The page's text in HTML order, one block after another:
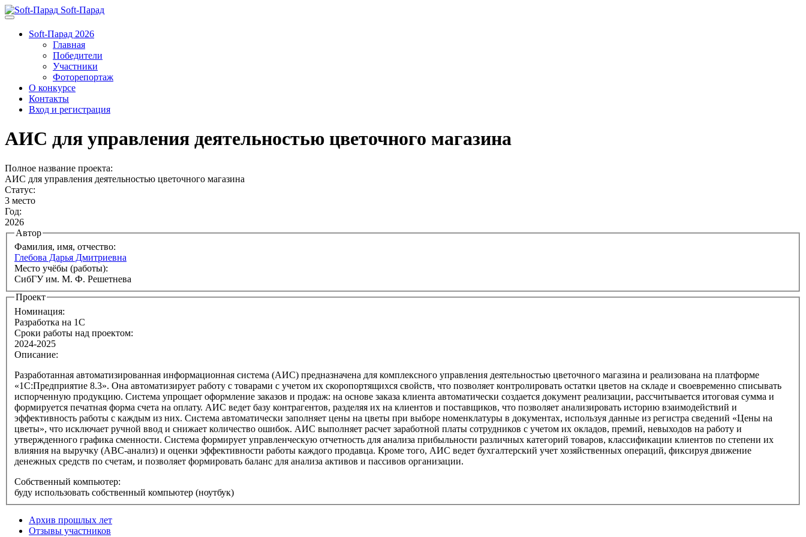
Soft-Парад
Soft-Парад 2026
Главная
Победители
Участники
Фоторепортаж
О конкурсе
Контакты
Вход и регистрация
АИС для управления деятельностью цветочного магазина
Полное название проекта:
АИС для управления деятельностью цветочного магазина
Статус:
3 место
Год:
2026
Автор
Фамилия, имя, отчество:
Глебова Дарья Дмитриевна
Место учёбы (работы):
СибГУ им. М. Ф. Решетнева
Проект
Номинация:
Разработка на 1С
Сроки работы над проектом:
2024-2025
Описание:
Разработанная автоматизированная информационная система (АИС) предназначена для комплексного управления деятельностью цветочного магазина и реализована на платформе
«1С:Предприятие 8.3». Она автоматизирует работу с товарами с учетом их скоропортящихся свойств, что позволяет контролировать остатки цветов на складе и своевременно списывать
испорченную продукцию. Система упрощает оформление заказов и продаж: на основе заказа клиента автоматически создается документ реализации, рассчитывается итоговая сумма и
формируется печатная форма счета на оплату. АИС ведет базу контрагентов, разделяя их на клиентов и поставщиков, что позволяет анализировать историю взаимодействий и
эффективность работы с каждым из них. Система автоматически заполняет цены на цветы при выборе номенклатуры в документах, используя данные из регистра сведений «Цены на
цветы», что исключает ручной ввод и снижает количество ошибок. АИС выполняет расчет заработной платы сотрудников с учетом их окладов, премий, невыходов на работу и
утвержденного графика сменности. Система формирует управленческую отчетность для анализа прибыльности различных категорий товаров, классификации клиентов по степени их
влияния на выручку (ABC-анализ) и оценки эффективности работы каждого продавца. Кроме того, АИС ведет бухгалтерский учет хозяйственных операций, фиксируя движение
денежных средств по счетам, и позволяет формировать баланс для анализа активов и пассивов организации.
Собственный компьютер:
буду использовать собственный компьютер (ноутбук)
Архив прошлых лет
Отзывы участников